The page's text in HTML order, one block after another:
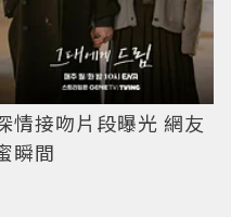
情接吻片段曝光 網友
瞬間